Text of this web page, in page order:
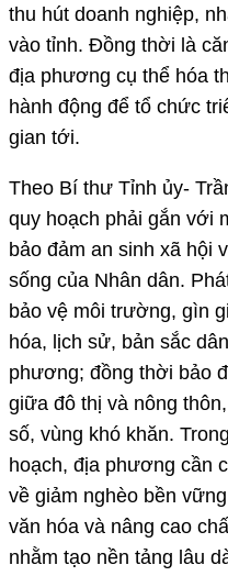
thu hút doanh nghiệp,
vào tỉnh. Đồng thời là
địa phương cụ thể hóa
hành động để tổ chức
gian tới.
Theo Bí thư Tỉnh ủy-
quy hoạch phải gắn với
bảo đảm an sinh xã hội
sống của Nhân dân.
bảo vệ môi trường, gìn
hóa, lịch sử, bản sắc
phương; đồng thời bảo
giữa đô thị và nông
số, vùng khó khăn.
hoạch, địa phương cần
về giảm nghèo bền
văn hóa và nâng cao
nhằm tạo nền tảng lâu